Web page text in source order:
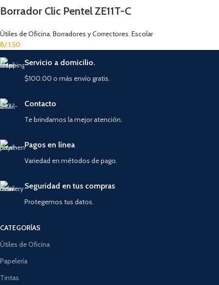
Borrador Clic Pentel ZE11T-C
Útiles de Oficina, Borradores y Correctores, Escolar
B/.1.50
Servicio a domicilio.
$100.00 o más envío gratis.
Contacto
Te brindamos la mejor atención.
Pagos en línea
Variedad en métodos de pago.
Seguridad en tus compras
Protegemos tus datos.
CATEGORÍAS
Útiles de Oficina
Papelería
Tintas